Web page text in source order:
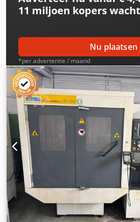
11 miljoen kopers
Nu plaatsen
*per advertentie / maand